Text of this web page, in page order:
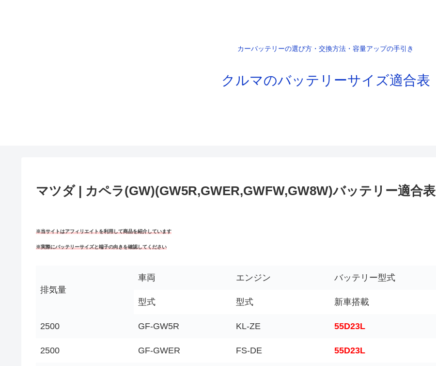
カーバッテリーの選び方・交換方法・容量アップの手引き
クルマのバッテリーサイズ適合表
マツダ | カペラ(GW)(GW5R,GWER,GWFW,GW8W)バッテリー適合表
※当サイトはアフィリエイトを利用して商品を紹介しています
※実際にバッテリーサイズと端子の向きを確認してください
排気量
車両 エンジン バッテリー型式
型式 型式 新車搭載
2500 GF-GW5R KL-ZE 55D23L
2500 GF-GWER FS-DE 55D23L